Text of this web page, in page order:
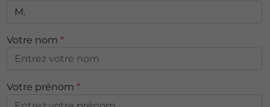
Votre nom *
Votre prénom *